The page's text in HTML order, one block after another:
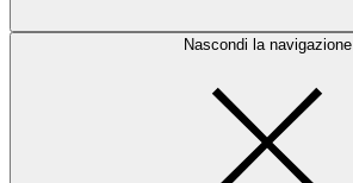
Nascondi la navigazione